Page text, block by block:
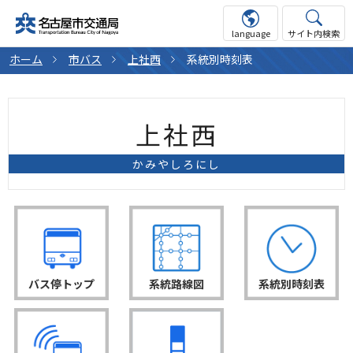
language サイト内検索
ホーム 市バス 上社西 系統別時刻表
上社西
かみやしろにし
バス停トップ 系統路線図 系統別時刻表